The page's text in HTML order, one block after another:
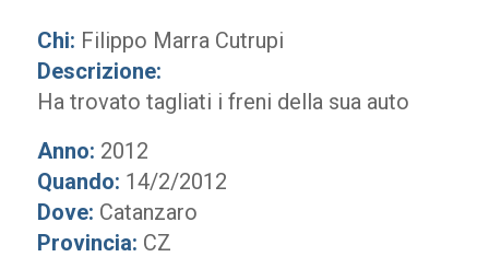
Chi: Filippo Marra Cutrupi
Descrizione:
Ha trovato tagliati i freni della sua auto
Anno: 2012
Quando: 14/2/2012
Dove: Catanzaro
Provincia: CZ